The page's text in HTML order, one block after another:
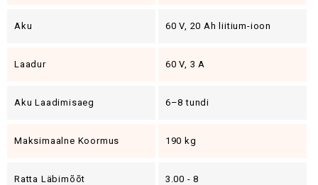
Aku 60 V, 20 Ah liitium-ioon
Laadur 60 V, 3 A
Aku Laadimisaeg 6–8 tundi
Maksimaalne Koormus 190 kg
Ratta Läbimõõt 3.00 - 8